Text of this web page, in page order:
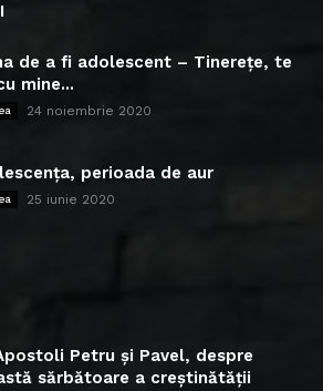
de a fi adolescent – Tinerețe, te
mine...
24 noiembrie 2020
perioada de aur
25 iunie 2020
Petru și Pavel, despre
sărbătoare a creștinătății